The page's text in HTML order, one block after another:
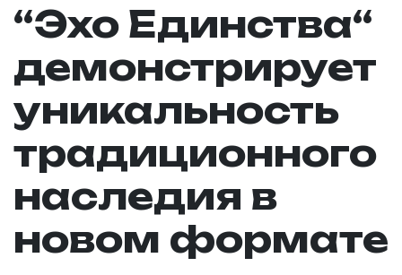
“Эхо Единства“
демонстрирует
уникальность
традиционного
наследия в
новом формате